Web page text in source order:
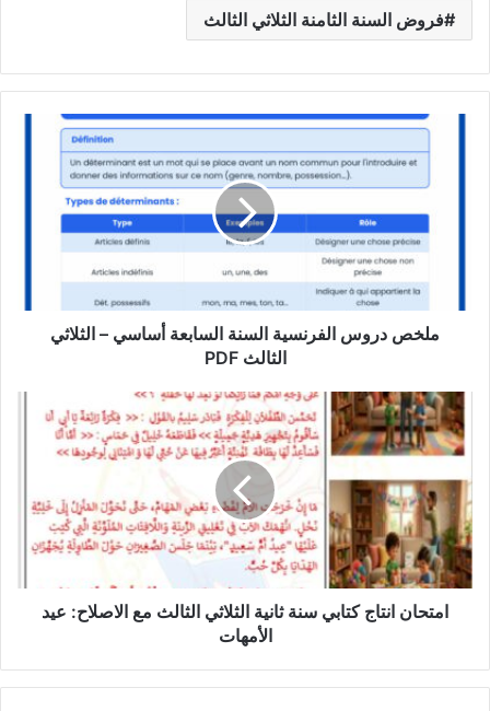
فروض السنة الثامنة الثلاثي الثالث
السابعة
أساسي
الثالث
ملخص دروس الفرنسية السنة السابعة أساسي – الثلاثي
الثالث PDF
امتحان
انتاج
كتابي
ثانية
الثلاثي
الثالث
مع
الاصلاح:
امتحان انتاج كتابي سنة ثانية الثلاثي الثالث مع الاصلاح: عيد
الأمهات